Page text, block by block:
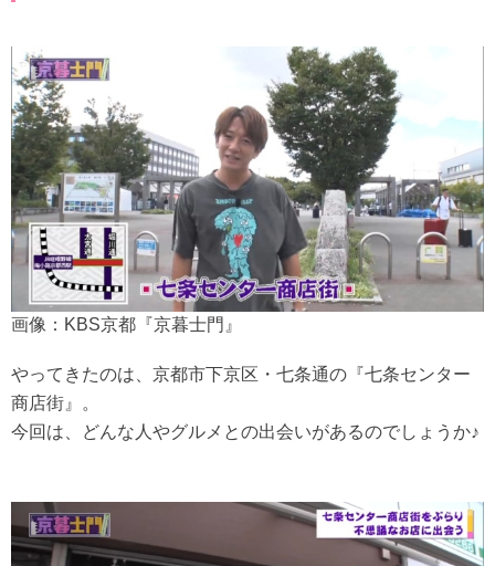
画像：KBS京都『京暮士門』
やってきたのは、京都市下京区・七条通の『七条センター
商店街』。
今回は、どんな人やグルメとの出会いがあるのでしょうか♪